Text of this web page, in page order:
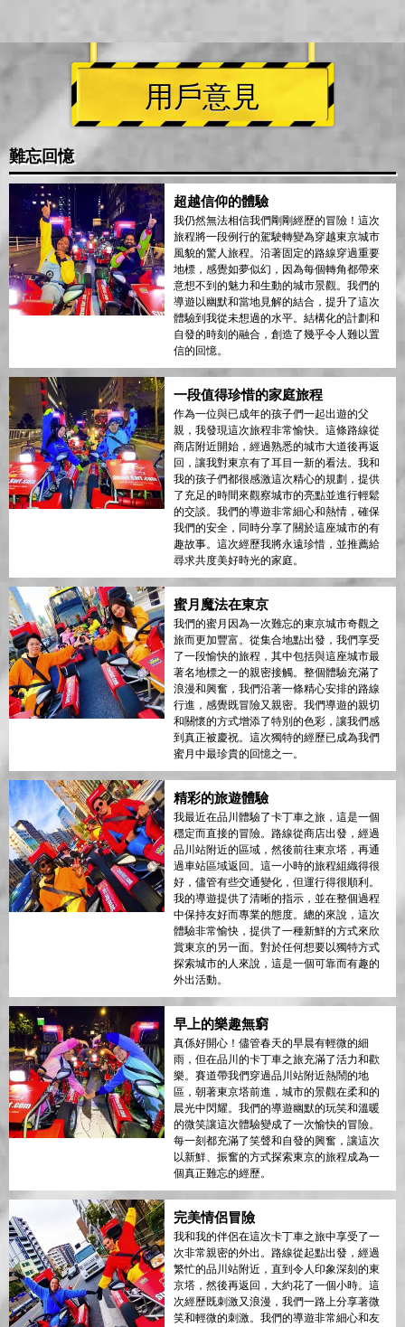
用戶意見
難忘回憶
超越信仰的體驗
我仍然無法相信我們剛剛經歷的冒險！這次
旅程將一段例行的駕駛轉變為穿越東京城市
風貌的驚人旅程。沿著固定的路線穿過重要
地標，感覺如夢似幻，因為每個轉角都帶來
意想不到的魅力和生動的城市景觀。我們的
導遊以幽默和當地見解的結合，提升了這次
體驗到我從未想過的水平。結構化的計劃和
自發的時刻的融合，創造了幾乎令人難以置
信的回憶。
一段值得珍惜的家庭旅程
作為一位與已成年的孩子們一起出遊的父
親，我發現這次旅程非常愉快。這條路線從
商店附近開始，經過熟悉的城市大道後再返
回，讓我對東京有了耳目一新的看法。我和
我的孩子們都很感激這次精心的規劃，提供
了充足的時間來觀察城市的亮點並進行輕鬆
的交談。我們的導遊非常細心和熱情，確保
我們的安全，同時分享了關於這座城市的有
趣故事。這次經歷我將永遠珍惜，並推薦給
尋求共度美好時光的家庭。
蜜月魔法在東京
我們的蜜月因為一次難忘的東京城市奇觀之
旅而更加豐富。從集合地點出發，我們享受
了一段愉快的旅程，其中包括與這座城市最
著名地標之一的親密接觸。整個體驗充滿了
浪漫和興奮，我們沿著一條精心安排的路線
行進，感覺既冒險又親密。我們導遊的親切
和關懷的方式增添了特別的色彩，讓我們感
到真正被慶祝。這次獨特的經歷已成為我們
蜜月中最珍貴的回憶之一。
精彩的旅遊體驗
我最近在品川體驗了卡丁車之旅，這是一個
穩定而直接的冒險。路線從商店出發，經過
品川站附近的區域，然後前往東京塔，再通
過車站區域返回。這一小時的旅程組織得很
好，儘管有些交通變化，但運行得很順利。
我的導遊提供了清晰的指示，並在整個過程
中保持友好而專業的態度。總的來說，這次
體驗非常愉快，提供了一種新鮮的方式來欣
賞東京的另一面。對於任何想要以獨特方式
探索城市的人來說，這是一個可靠而有趣的
外出活動。
早上的樂趣無窮
真係好開心！儘管春天的早晨有輕微的細
雨，但在品川的卡丁車之旅充滿了活力和歡
樂。賽道帶我們穿過品川站附近熱鬧的地
區，朝著東京塔前進，城市的景觀在柔和的
晨光中閃耀。我們的導遊幽默的玩笑和溫暖
的微笑讓這次體驗變成了一次愉快的冒險。
每一刻都充滿了笑聲和自發的興奮，讓這次
以新鮮、振奮的方式探索東京的旅程成為一
個真正難忘的經歷。
完美情侶冒險
我和我的伴侶在這次卡丁車之旅中享受了一
次非常親密的外出。路線從起點出發，經過
繁忙的品川站附近，直到令人印象深刻的東
京塔，然後再返回，大約花了一個小時。這
次經歷既刺激又浪漫，我們一路上分享著微
笑和輕微的刺激。我們的導遊非常細心和友